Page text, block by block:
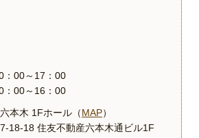
：00～17：00
：00～16：00
本木 1Fホール（MAP）
18-18 住友不動産六本木通ビル1F